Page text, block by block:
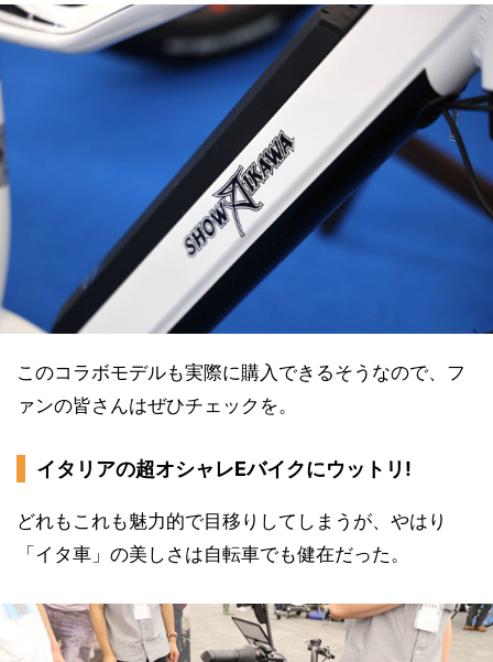
このコラボモデルも実際に購入できるそうなので、フ
ァンの皆さんはぜひチェックを。
イタリアの超オシャレEバイクにウットリ!
どれもこれも魅力的で目移りしてしまうが、やはり
「イタ車」の美しさは自転車でも健在だった。